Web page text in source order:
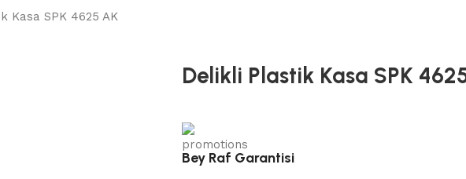
Kasa SPK 4625 AK
Delikli Plastik Kasa SPK
Bey Raf Garantisi